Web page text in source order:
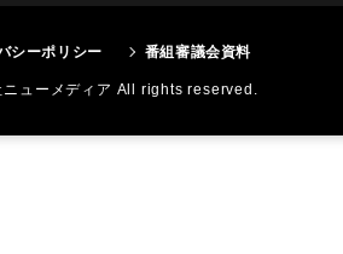
シーポリシー 番組審議会資料
ューメディア All rights reserved.